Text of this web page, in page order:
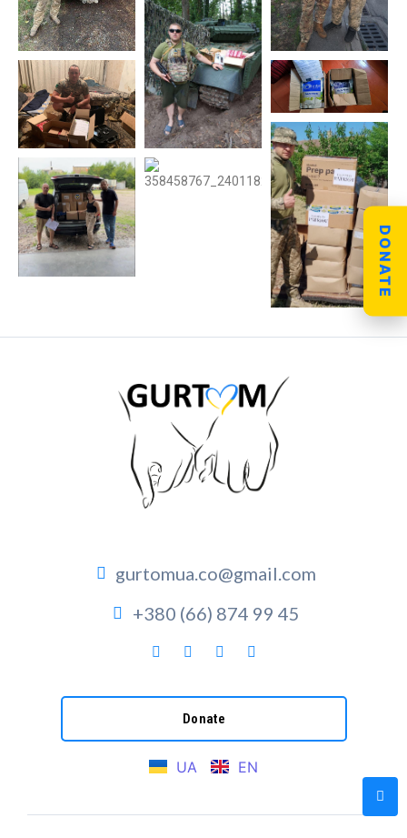
gurtomua.co@gmail.com
+380 (66) 874 99 45
Donate
UA EN
DONATE